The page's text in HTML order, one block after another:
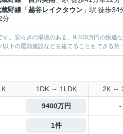
野線 「越谷レイクタウン 」駅 徒歩34
分
。安らぎの環境のある、9,400万円の快適
下の運動施設などを建てることもできる第
1DK ～ 1LDK 2K ～
9400万円 -
1件 -